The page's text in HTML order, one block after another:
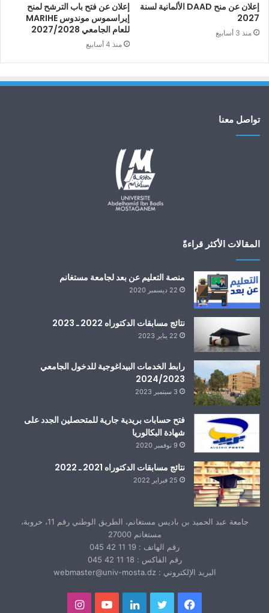
إعلان عن منح DAAD الألمانية لسنة
2027
منذ 3 أسابيع
إعلان عن فتح باب الترشح لمنح
إيراسموس موندوس MARIHE
للعام الجامعي 2027/2028
منذ 4 أسابيع
تواصل معنا
المقالات الأكثر قراءةً
منصة التعليم عن بعد لجامعة مستغانم
22 ديسمبر 2020
نتائج مسابقات الدكتوراه 2022 ـ 2023
22 يناير 2023
رابط الخدمات البيداغوجية للدخول الجامعي
2024/2023
3 سبتمبر 2023
فتح حسابات بريدية جارية للمتحصلين الجدد على
شهادة البكالوريا
9 نوفمبر 2020
نتائج مسابقات الدكتوراه 2021 ـ 2022
25 فبراير 2022
جامعة عبد الحميد بن باديس مستغانم، الطريق الوطني رقم 11، خروبة،
مستغانم 27000
رقم الهاتف : 19 11 42 045
رقم الفاكس : 18 11 42 045
البريد الإلكتروني : webmaster@univ-mosta.dz
فيسبوك تويتر لينكدإنيوتيوبانستقرام